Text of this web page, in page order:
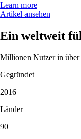
Learn more
Artikel ansehen
Ein weltweit
Millionen Nutzer in über
Gegründet
2016
Länder
90